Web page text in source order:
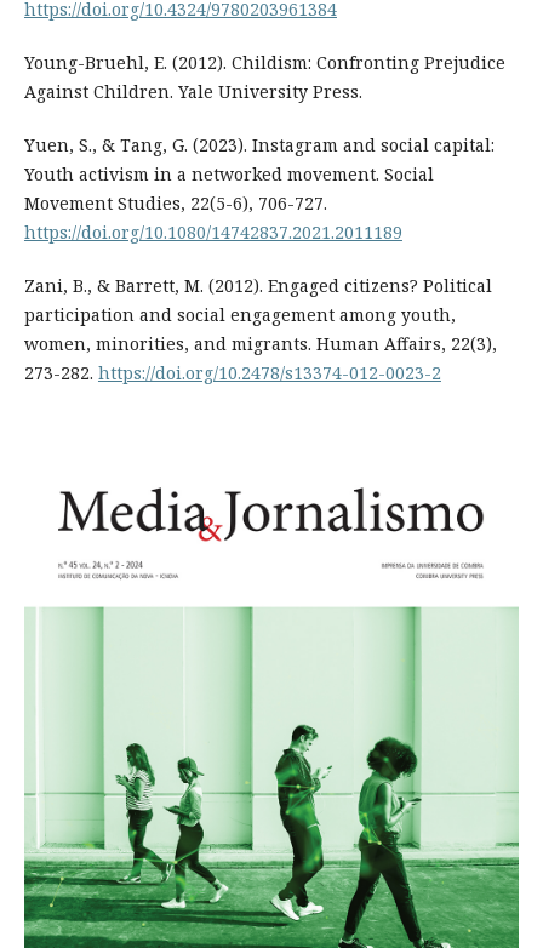
https://doi.org/10.4324/9780203961384
Young-Bruehl, E. (2012). Childism: Confronting Prejudice
Against Children. Yale University Press.
Yuen, S., & Tang, G. (2023). Instagram and social capital:
Youth activism in a networked movement. Social
Movement Studies, 22(5-6), 706-727.
https://doi.org/10.1080/14742837.2021.2011189
Zani, B., & Barrett, M. (2012). Engaged citizens? Political
participation and social engagement among youth,
women, minorities, and migrants. Human Affairs, 22(3),
273-282. https://doi.org/10.2478/s13374-012-0023-2